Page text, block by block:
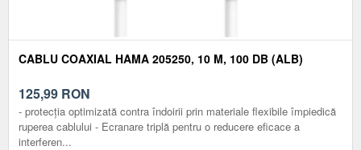
CABLU COAXIAL HAMA 205250, 10 M, 100 DB (ALB)
125,99 RON
- protecția optimizată contra îndoirii prin materiale flexibile împiedică
ruperea cablului - Ecranare triplă pentru o reducere eficace a
interferen...